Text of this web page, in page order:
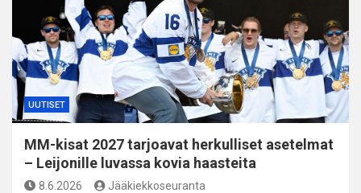
UUTISET
MM-kisat 2027 tarjoavat herkulliset asetelmat
– Leijonille luvassa kovia haasteita
8.6.2026 Jääkiekkoseuranta